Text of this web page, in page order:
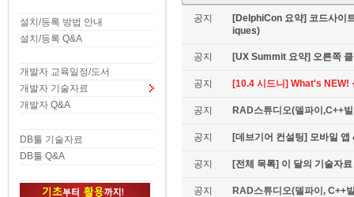
설치/등록 방법 안내
설치/등록 Q&A
개발자 교육일정/도서
개발자 기술자료
개발자 Q&A
DB툴 기술자료
DB툴 Q&A
공지
[DelphiCon 요약] 코드사이
iques)
공지 [UX Summit 요약] 오른쪽
공지 [10.4 시드니] What's NEW!
공지 RAD스튜디오(델파이,C++
공지 [데브기어 컨설팅] 모바일
공지 [전체 목록] 이 달의 기술자
공지 RAD스튜디오(델파이, C++